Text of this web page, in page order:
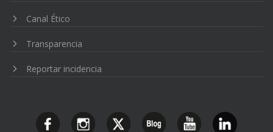
Canal Ético
Transparencia
Reportar incidencia